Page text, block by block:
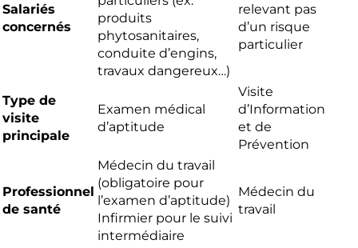
Salariés
concernés
produits
phytosanitaires,
conduite d’engins,
travaux dangereux…)
relevant pas
d’un risque
particulier
Type de
visite
principale
Examen médical
d’aptitude
Visite
d’Information
et de
Prévention
Professionnel
de santé
Médecin du travail
(obligatoire pour
l’examen d’aptitude)
Infirmier pour le suivi
intermédiaire
Médecin du
travail